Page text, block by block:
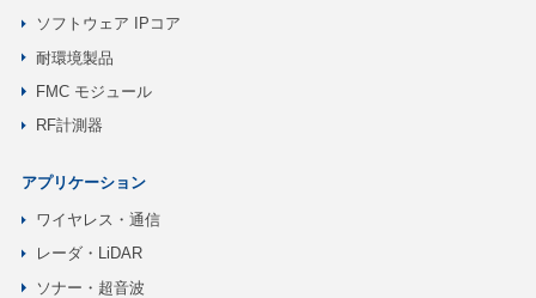
ソフトウェア IPコア
耐環境製品
FMC モジュール
RF計測器
アプリケーション
ワイヤレス・通信
レーダ・LiDAR
ソナー・超音波